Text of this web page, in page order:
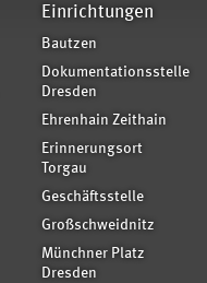
Einrichtungen
Bautzen
Dokumentationsstelle
Dresden
Ehrenhain Zeithain
Erinnerungsort
Torgau
Geschäftsstelle
Großschweidnitz
Münchner Platz
Dresden